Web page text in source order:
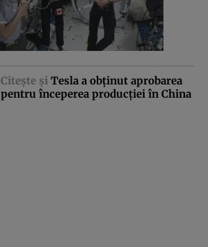
Citeşte şi Tesla a obţinut aprobarea
pentru începerea producţiei în China